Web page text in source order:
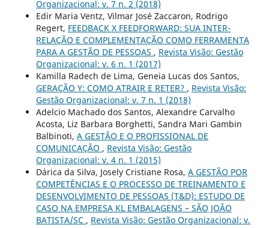
Organizacional: v. 7 n. 2 (2018)
Edir Maria Ventz, Vilmar José Zaccaron, Rodrigo
Regert, FEEDBACK X FEEDFORWARD: SUA INTER-
RELAÇÃO E COMPLEMENTAÇÃO COMO FERRAMENTA
PARA A GESTÃO DE PESSOAS , Revista Visão: Gestão
Organizacional: v. 6 n. 1 (2017)
Kamilla Radech de Lima, Geneia Lucas dos Santos,
GERAÇÃO Y: COMO ATRAIR E RETER? , Revista Visão:
Gestão Organizacional: v. 7 n. 1 (2018)
Adelcio Machado dos Santos, Alexandre Carvalho
Acosta, Liz Barbara Borghetti, Sandra Mari Gambin
Balbinoti, A GESTÃO E O PROFISSIONAL DE
COMUNICAÇÃO , Revista Visão: Gestão
Organizacional: v. 4 n. 1 (2015)
Dárica da Silva, Josely Cristiane Rosa, A GESTÃO POR
COMPETÊNCIAS E O PROCESSO DE TREINAMENTO E
DESENVOLVIMENTO DE PESSOAS (T&D): ESTUDO DE
CASO NA EMPRESA KL EMBALAGENS – SÃO JOÃO
BATISTA/SC , Revista Visão: Gestão Organizacional: v.